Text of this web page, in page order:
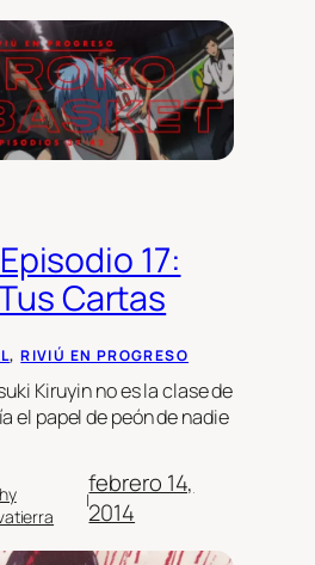
17:
Cartas
, RIVIÚ EN PROGRESO
Kiruyin no es la clase de
el papel de peón de nadie
|
febrero 14,
2014